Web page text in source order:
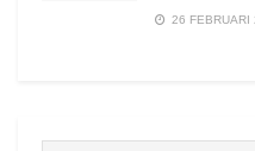
26 FEBRUARI